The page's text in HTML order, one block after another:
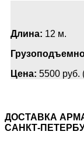
Длина: 12 м.
Цена: 5500 руб.
ДОСТАВКА
САНКТ-